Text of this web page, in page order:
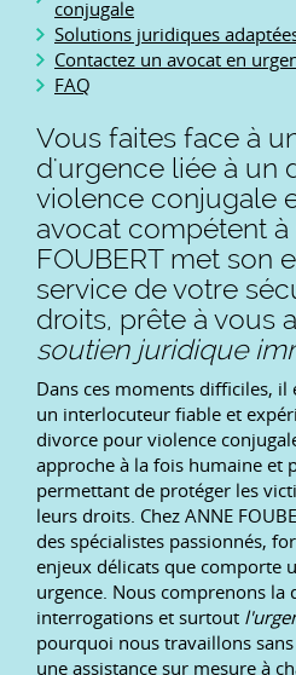
conjugale
Solutions juridiques
Contactez un avocat en
FAQ
Vous faites face à
d'urgence liée à un
violence conjugale
avocat compétent à
FOUBERT met son
service de votre
droits, prête à vous
soutien juridique
Dans ces moments difficiles,
un interlocuteur fiable et
divorce pour violence
approche à la fois humaine et
permettant de protéger les
leurs droits. Chez ANNE
des spécialistes passionnés,
enjeux délicats que comporte
urgence. Nous comprenons la
interrogations et surtout
pourquoi nous travaillons
une assistance sur mesure à